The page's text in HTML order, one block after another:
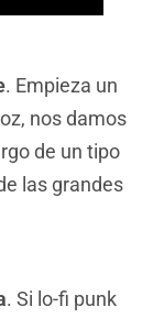
. Empieza un
nos damos
de un tipo
las grandes
. Si lo-fi punk